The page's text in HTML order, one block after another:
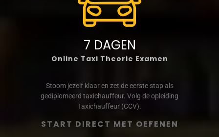
7 DAGEN
Online Taxi Theorie Examen
Stoom jezelf klaar en zet de eerste stap als
gediplomeerd taxichauffeur. Volg de opleiding
Taxichauffeur (CCV).
START DIRECT MET OEFENEN